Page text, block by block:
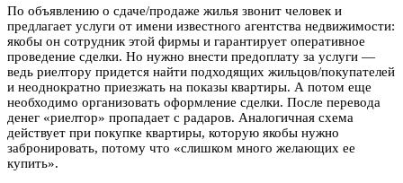
По объявлению о сдаче/продаже жилья звонит человек и
предлагает услуги от имени известного агентства недвижимости:
якобы он сотрудник этой фирмы и гарантирует оперативное
проведение сделки. Но нужно внести предоплату за услуги —
ведь риелтору придется найти подходящих жильцов/покупателей
и неоднократно приезжать на показы квартиры. А потом еще
необходимо организовать оформление сделки. После перевода
денег «риелтор» пропадает с радаров. Аналогичная схема
действует при покупке квартиры, которую якобы нужно
забронировать, потому что «слишком много желающих ее
купить».